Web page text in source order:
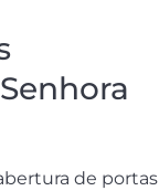
de portas